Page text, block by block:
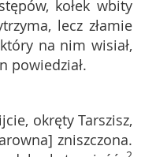
kołek wbity
lecz złamie
na nim wisiał,
powiedział.
okręty Tarszisz,
zniszczona.